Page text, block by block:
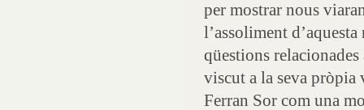
per mostrar nous
l’assoliment
qüestions
viscut a la seva pròpia
Ferran Sor com una